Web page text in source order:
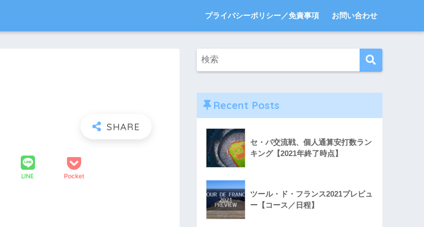
プライバシーポリシー／免責事項 お問い合わせ
LINE Pocket
Recent Posts
セ・パ交流戦、個人通算安打数ラン
キング【2021年終了時点】
ツール・ド・フランス2021プレビュ
ー【コース／日程】